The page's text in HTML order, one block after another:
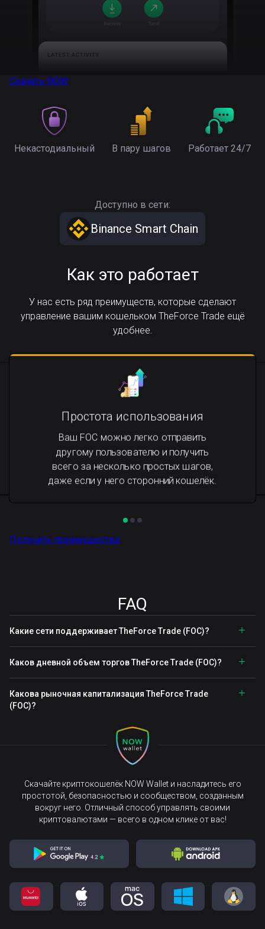
Скачать NOW
Некастодиальный В пару шагов Работает 24/7
Доступно в сети:
Binance Smart Chain
Как это работает
У нас есть ряд преимуществ, которые сделают
управление вашим кошельком TheForce Trade ещё
удобнее.
Простота использования
Ваш FOC можно легко отправить
другому пользователю и получить
всего за несколько простых шагов,
даже если у него сторонний кошелёк.
Получить преимущества
FAQ
Какие сети поддерживает TheForce Trade (FOC)?
Каков дневной объем торгов TheForce Trade (FOC)?
Какова рыночная капитализация TheForce Trade
(FOC)?
Скачайте криптокошелёк NOW Wallet и насладитесь его
простотой, безопасностью и сообществом, созданным
вокруг него. Отличный способ управлять своими
криптовалютами — всего в одном клике от вас!